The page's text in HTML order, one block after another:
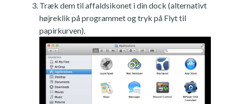
Træk dem til affaldsikonet i din dock (alternativt
højreklik på programmet og tryk på Flyt til
papirkurven).